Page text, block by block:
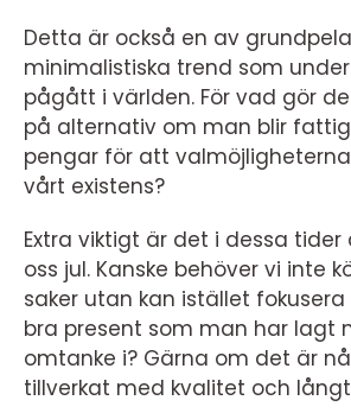
Detta är också en av
minimalistiska trend som
pågått i världen. För vad gör
på alternativ om man blir
pengar för att
vårt existens?
Extra viktigt är det i dessa
oss jul. Kanske behöver vi inte
saker utan kan istället
bra present som man har lagt
omtanke i? Gärna om det är
tillverkat med kvalitet och långt